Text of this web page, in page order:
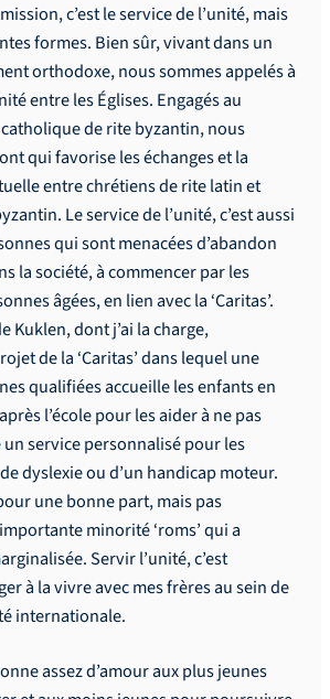
c’est le service de l’unité, mais
formes. Bien sûr, vivant dans un
orthodoxe, nous sommes appelés à
entre les Églises. Engagés au
catholique de rite byzantin, nous
qui favorise les échanges et la
entre chrétiens de rite latin et
Le service de l’unité, c’est aussi
qui sont menacées d’abandon
la société, à commencer par les
âgées, en lien avec la ‘Caritas’.
Kuklen, dont j’ai la charge,
de la ‘Caritas’ dans lequel une
qualifiées accueille les enfants en
l’école pour les aider à ne pas
service personnalisé pour les
dyslexie ou d’un handicap moteur.
une bonne part, mais pas
minorité ‘roms’ qui a
Servir l’unité, c’est
à la vivre avec mes frères au sein de
internationale.
assez d’amour aux plus jeunes